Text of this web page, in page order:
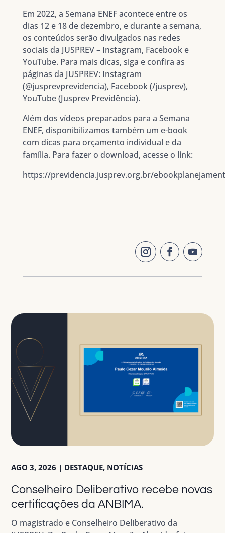
Em 2022, a Semana ENEF acontece entre os
dias 12 e 18 de dezembro, e durante a semana,
os conteúdos serão divulgados nas redes
sociais da JUSPREV – Instagram, Facebook e
YouTube. Para mais dicas, siga e confira as
páginas da JUSPREV: Instagram
(@jusprevprevidencia), Facebook (/jusprev),
YouTube (Jusprev Previdência).
Além dos vídeos preparados para a Semana
ENEF, disponibilizamos também um e-book
com dicas para orçamento individual e da
família. Para fazer o download, acesse o link:
https://previdencia.jusprev.org.br/
Conselheiro Deliberativo recebe novas
certificações da ANBIMA.
AGO 3, 2026 | DESTAQUE, NOTÍCIAS
O magistrado e Conselheiro Deliberativo da